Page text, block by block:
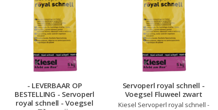
- LEVERBAAR OP
BESTELLING - Servoperl
royal schnell - Voegsel
Servoperl royal schnell -
Voegsel Fluweel zwart
Kiesel Servoperl royal schnell -